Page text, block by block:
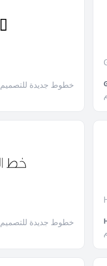
خطوط جديدة للتصميم
خطوط جديدة للتصميم